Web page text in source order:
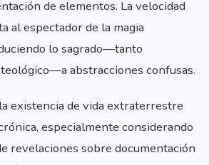
de elementos. La velocidad
al espectador de la magia
lo sagrado—tanto
abstracciones confusas.
existencia de vida extraterrestre
especialmente considerando
revelaciones sobre documentación